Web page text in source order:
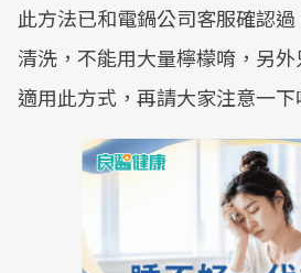
此方法已和電鍋公司客服確認
清洗，不能用大量檸檬唷，另
適用此方式，再請大家注意一下